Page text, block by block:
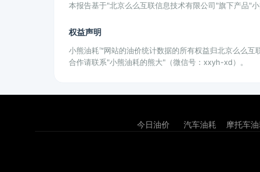
本报告基于"北京么么互联信息技术有限公司"旗下产品"
权益声明
小熊油耗™网站的油价统计数据的所有权益归北京么么互
合作请联系"小熊油耗的熊大"（微信号：xxyh-xd）。
今日油价 汽车油耗 摩托车